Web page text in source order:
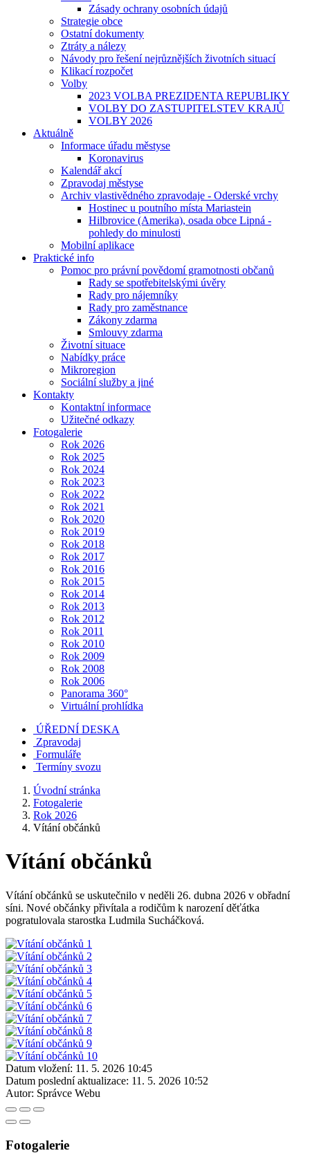
Zásady ochrany osobních údajů
Strategie obce
Ostatní dokumenty
Ztráty a nálezy
Návody pro řešení nejrůznějších životních situací
Klikací rozpočet
Volby
2023 VOLBA PREZIDENTA REPUBLIKY
VOLBY DO ZASTUPITELSTEV KRAJŮ
VOLBY 2026
Aktuálně
Informace úřadu městyse
Koronavirus
Kalendář akcí
Zpravodaj městyse
Archiv vlastivědného zpravodaje - Oderské vrchy
Hostinec u poutního místa Mariastein
Hilbrovice (Amerika), osada obce Lipná -
pohledy do minulosti
Mobilní aplikace
Praktické info
Pomoc pro právní povědomí gramotnosti občanů
Rady se spotřebitelskými úvěry
Rady pro nájemníky
Rady pro zaměstnance
Zákony zdarma
Smlouvy zdarma
Životní situace
Nabídky práce
Mikroregion
Sociální služby a jiné
Kontakty
Kontaktní informace
Užitečné odkazy
Fotogalerie
Rok 2026
Rok 2025
Rok 2024
Rok 2023
Rok 2022
Rok 2021
Rok 2020
Rok 2019
Rok 2018
Rok 2017
Rok 2016
Rok 2015
Rok 2014
Rok 2013
Rok 2012
Rok 2011
Rok 2010
Rok 2009
Rok 2008
Rok 2006
Panorama 360°
Virtuální prohlídka
ÚŘEDNÍ DESKA
Zpravodaj
Formuláře
Termíny svozu
Úvodní stránka
Fotogalerie
Rok 2026
Vítání občánků
Vítání občánků
Vítání občánků se uskutečnilo v neděli 26. dubna 2026 v obřadní
síni. Nové občánky přivítala a rodičům k narození děťátka
pogratulovala starostka Ludmila Sucháčková.
Datum vložení: 11. 5. 2026 10:45
Datum poslední aktualizace: 11. 5. 2026 10:52
Autor: Správce Webu
Fotogalerie